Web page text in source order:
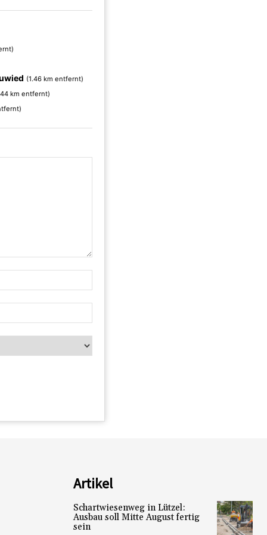
(1.46 km entfernt)
km entfernt)
Artikel
Schartwiesenweg in Lützel:
Ausbau soll Mitte August fertig
sein